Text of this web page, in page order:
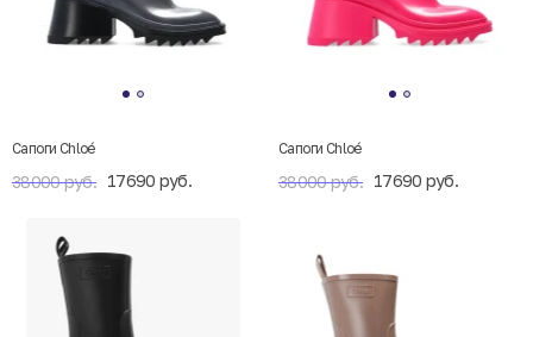
Сапоги Chloé
38000 руб. 17690 руб.
Сапоги Chloé
38000 руб. 17690 руб.